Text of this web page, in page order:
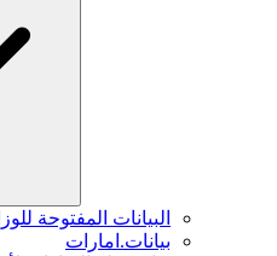
البيانات المفتوحة
بيانات.امارات